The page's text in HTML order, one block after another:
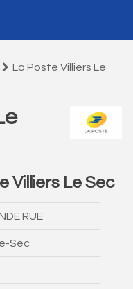
La Poste Villiers Le
Villiers Le Sec
RUE
Sec